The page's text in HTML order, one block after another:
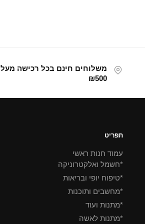
משלוחים חינם בכל רכישה מעל
₪500
תפריט
עמוד חנות ראשי
*חשמל ואלקטרוניקה
*טיפוח יופי ובריאות
*מחשבים ותוכנות
*מתנות ועוד
*מתנות לאשה